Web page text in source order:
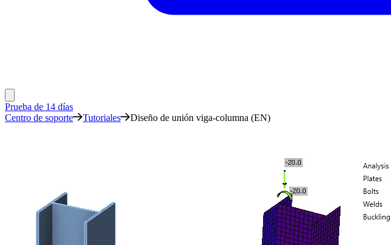
Prueba de 14 días
Centro de soporte
Tutoriales Diseño de unión viga-columna (EN)